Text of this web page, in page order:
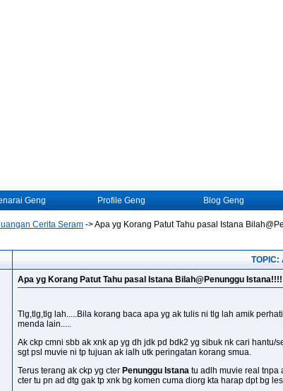
Geng Profile Geng Blog Geng
Cerita Seram ->Apa yg Korang Patut Tahu pasal Istana
TOPIC:
Apa yg Korang Patut Tahu pasal Istana Bilah@Penunggu Istana!!!!
Tlg,tlg,tlg lah.....Bila korang baca apa yg ak tulis ni tlg lah amik
menda lain.....
Ak ckp cmni sbb ak xnk ap yg dh jdk pd bdk2 yg sibuk nk cari
sgt psl muvie ni tp tujuan ak ialh utk peringatan korang smua.
Terus terang ak ckp yg cter Penunggu Istana tu adlh muvie real tnpa
cter tu pn ad dtg gak tp xnk bg komen cuma diorg kta harap dpt bg